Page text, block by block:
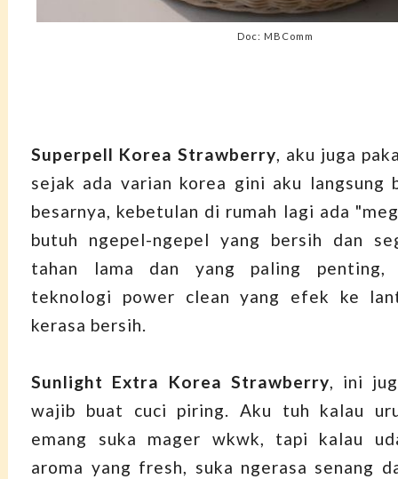
Doc: MBComm
Superpell Korea Strawberry, aku juga
sejak ada varian korea gini aku
besarnya, kebetulan di rumah lagi ada
butuh ngepel-ngepel yang bersih dan
tahan lama dan yang paling penting,
teknologi power clean yang efek ke
kerasa bersih.
Sunlight Extra Korea Strawberry, ini
wajib buat cuci piring. Aku tuh kalau
emang suka mager wkwk, tapi kalau
aroma yang fresh, suka ngerasa senang